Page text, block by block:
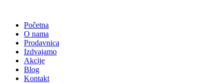
sadržajPočetna
O nama
Prodavnica
Izdvajamo
Akcije
Blog
Kontakt